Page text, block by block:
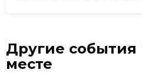
Другие события
месте